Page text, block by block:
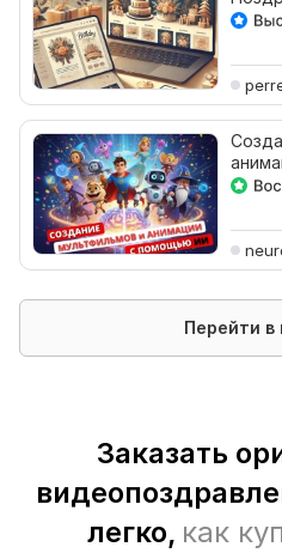
Днём
Перейти в
Заказать
легко, как